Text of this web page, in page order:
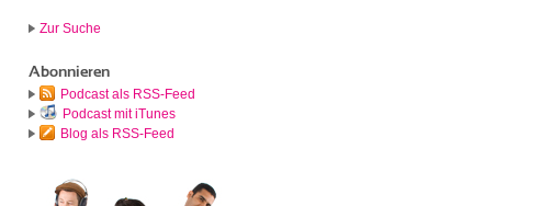
Zur Suche
Abonnieren
Podcast als RSS-Feed
Podcast mit iTunes
Blog als RSS-Feed